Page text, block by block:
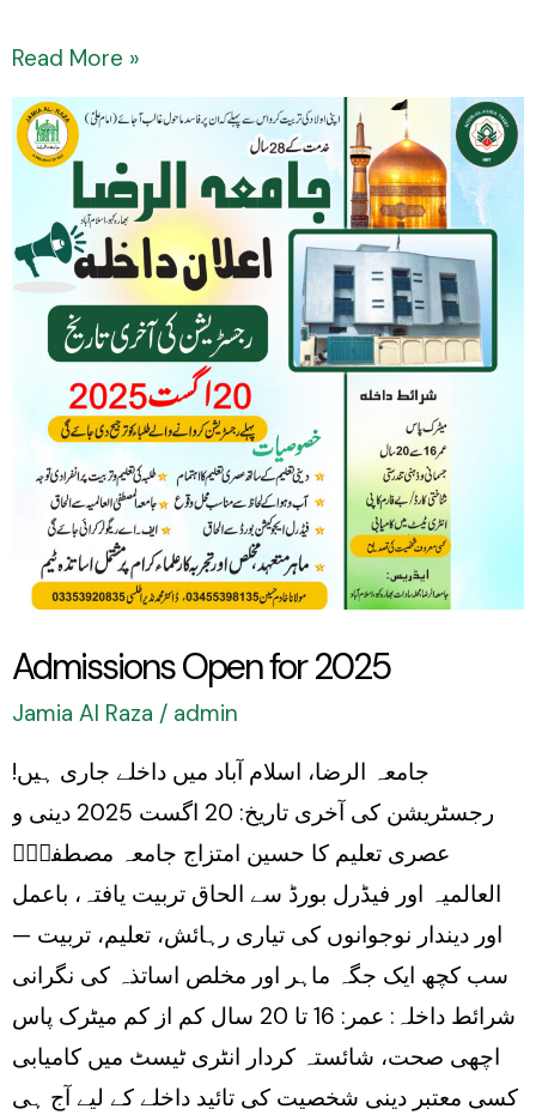
Read More »
Admissions Open for 2025
Jamia Al Raza / admin
جامعہ الرضا، اسلام آباد میں داخلے جاری ہیں!
رجسٹریشن کی آخری تاریخ: 20 اگست 2025 دینی و
عصری تعلیم کا حسین امتزاج جامعہ مصطفیٰؐ
العالمیہ اور فیڈرل بورڈ سے الحاق تربیت یافتہ، باعمل
اور دیندار نوجوانوں کی تیاری رہائش، تعلیم، تربیت —
سب کچھ ایک جگہ ماہر اور مخلص اساتذہ کی نگرانی
شرائط داخلہ: عمر: 16 تا 20 سال کم از کم میٹرک پاس
اچھی صحت، شائستہ کردار انٹری ٹیسٹ میں کامیابی
کسی معتبر دینی شخصیت کی تائید داخلے کے لیے آج ہی
Admissions
Open
2025